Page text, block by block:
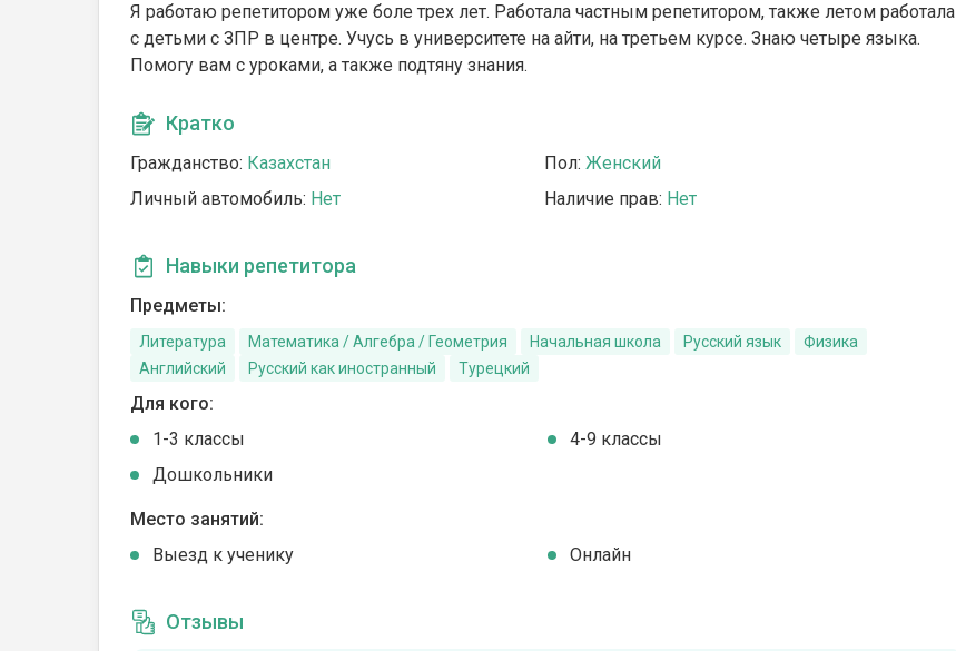
Я работаю репетитором уже боле трех лет. Работала частным репетитором, также летом работала
с детьми с ЗПР в центре. Учусь в университете на айти, на третьем курсе. Знаю четыре языка.
Помогу вам с уроками, а также подтяну знания.
Кратко
Гражданство: Казахстан Пол: Женский
Личный автомобиль: Нет Наличие прав: Нет
Навыки репетитора
Предметы:
Литература Математика / Алгебра / Геометрия Начальная школа Русский язык
Физика
Английский
Русский как иностранный Турецкий
Для кого:
1-3 классы
4-9 классы
Дошкольники
Место занятий:
Выезд к ученику
Онлайн
Отзывы